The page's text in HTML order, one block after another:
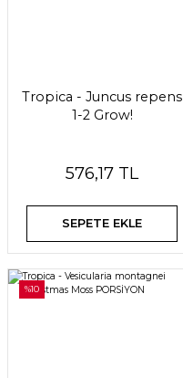
Tropica - Juncus repens
1-2 Grow!
576,17 TL
SEPETE EKLE
%10